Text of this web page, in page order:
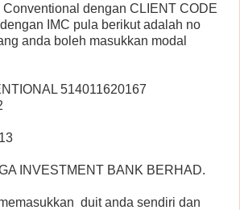
Conventional dengan CLIENT CODE
IMC pula berikut adalah no
anda boleh masukkan modal
514011620167
INVESTMENT BANK BERHAD.
duit anda sendiri dan